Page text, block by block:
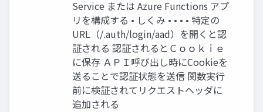
Service または Azure Functions アプ
リを構成する • しくみ • • • • 特定の
URL（/.auth/login/aad）を開くと認
証される 認証されるとＣｏｏｋｉｅ
に保存 ＡＰＩ呼び出し時にCookieを
送ることで認証状態を送信 関数実行
前に検証されてリクエストヘッダに
追加される